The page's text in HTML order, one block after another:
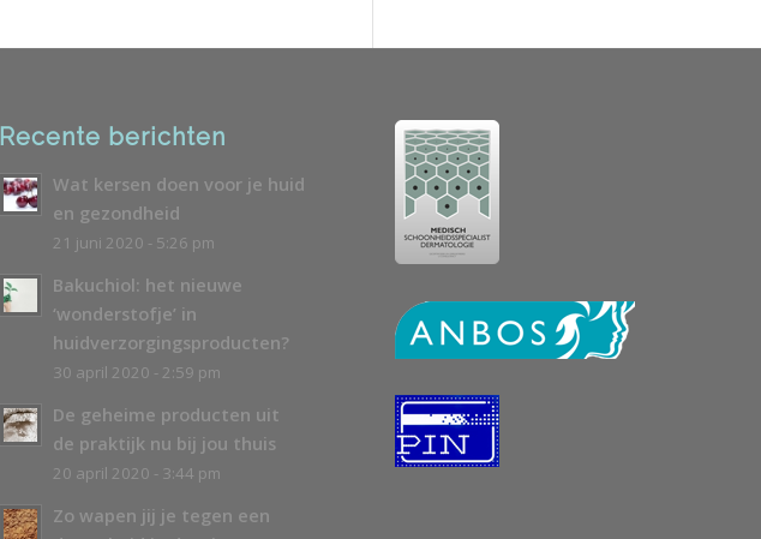
Recente berichten
Wat kersen doen voor je huid
en gezondheid
21 juni 2020 - 5:26 pm
Bakuchiol: het nieuwe
‘wonderstofje’ in
huidverzorgingsproducten?
30 april 2020 - 2:59 pm
De geheime producten uit
de praktijk nu bij jou thuis
20 april 2020 - 3:44 pm
Zo wapen jij je tegen een